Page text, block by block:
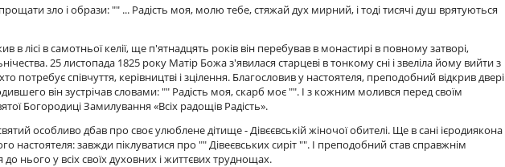
зло і образи: "" ... Радість моя, молю тебе, стяжай дух мирний, і тоді тисячі душ врятуються
лісі в самотньої келії, ще п'ятнадцять років він перебував в монастирі в повному затворі,
25 листопада 1825 року Матір Божа з'явилася старцеві в тонкому сні і звеліла йому вийти з
потребує співчуття, керівництві і зцілення. Благословив у настоятеля, преподобний відкрив двері
він зустрічав словами: "" Радість моя, скарб моє "". І з кожним молився перед своїм
Богородиці Замилування «Всіх радощів Радість».
особливо дбав про своє улюблене дітище - Дівєєвській жіночої обителі. Ще в сані ієродиякона
настоятеля: завжди піклуватися про "" Дівеєвських сиріт "". І преподобний став справжнім
до нього у всіх своїх духовних і життєвих труднощах.